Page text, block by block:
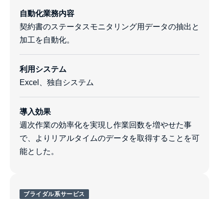
自動化業務内容
契約書のステータスモニタリング用データの抽出と
加工を自動化。
利用システム
Excel、独自システム
導入効果
週次作業の効率化を実現し作業回数を増やせた事
で、よりリアルタイムのデータを取得することを可
能とした。
ブライダル系サービス